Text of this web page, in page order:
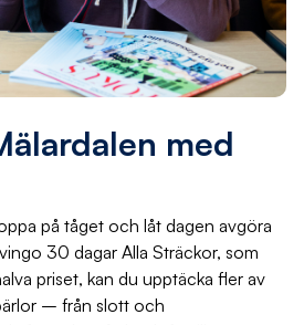
med
på tåget och låt dagen avgöra
30 dagar Alla Sträckor, som
priset, kan du upptäcka fler av
– från slott och